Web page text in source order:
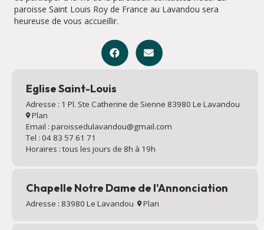
paroisse Saint Louis Roy de France au Lavandou sera
heureuse de vous accueillir.
Eglise Saint-Louis
Adresse : 1 Pl. Ste Catherine de Sienne 83980 Le Lavandou
Plan
Email : paroissedulavandou@gmail.com
Tel : 04 83 57 61 71
Horaires : tous les jours de 8h à 19h
Chapelle Notre Dame de l'Annonciation
Adresse : 83980 Le Lavandou Plan